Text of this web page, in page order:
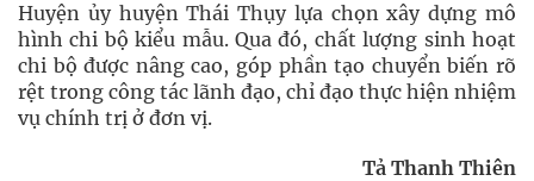
Huyện ủy huyện Thái Thụy lựa chọn xây dựng mô
hình chi bộ kiểu mẫu. Qua đó, chất lượng sinh hoạt
chi bộ được nâng cao, góp phần tạo chuyển biến rõ
rệt trong công tác lãnh đạo, chỉ đạo thực hiện nhiệm
vụ chính trị ở đơn vị.
Tả Thanh Thiên